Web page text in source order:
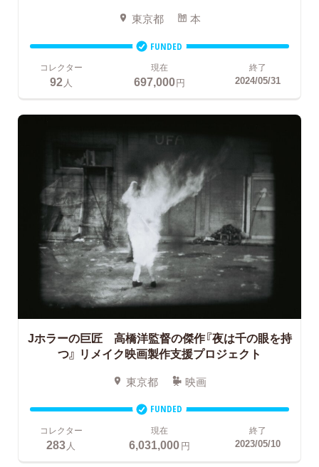
東京都 本
FUNDED
コレクター
92人
現在
697,000円
終了
2024/05/31
Jホラーの巨匠 高橋洋監督の傑作『夜は千の眼を持
つ』 リメイク映画製作支援プロジェクト
東京都 映画
FUNDED
コレクター
283 人
現在
6,031,000円
終了
2023/05/10